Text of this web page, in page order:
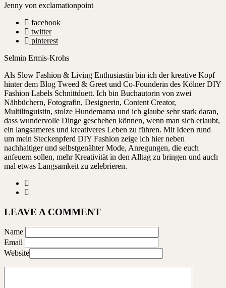
Jenny von exclamationpoint
facebook
twitter
pinterest
Selmin Ermis-Krohs
Als Slow Fashion & Living Enthusiastin bin ich der kreative Kopf
hinter dem Blog Tweed & Greet und Co-Founderin des Kölner DIY
Fashion Labels Schnittduett. Ich bin Buchautorin von zwei
Nähbüchern, Fotografin, Designerin, Content Creator,
Multilinguistin, stolze Hundemama und ich glaube sehr stark daran,
dass wundervolle Dinge geschehen können, wenn man sich erlaubt,
ein langsameres und kreativeres Leben zu führen. Mit Ideen rund
um mein Steckenpferd DIY Fashion zeige ich hier neben
nachhaltiger und selbstgenähter Mode, Anregungen, die euch
anfeuern sollen, mehr Kreativität in den Alltag zu bringen und auch
mal etwas Langsamkeit zu zelebrieren.
LEAVE A COMMENT
Name
Email
Website